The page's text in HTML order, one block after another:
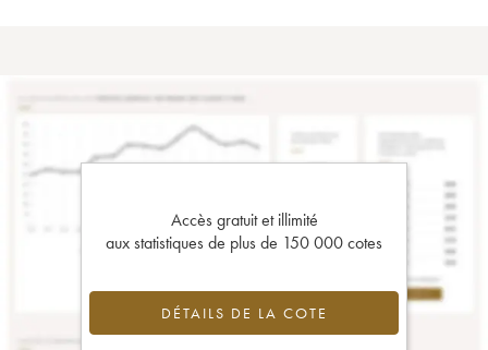
Accès gratuit et illimité
aux statistiques de plus de 150 000 cotes
DÉTAILS DE LA COTE